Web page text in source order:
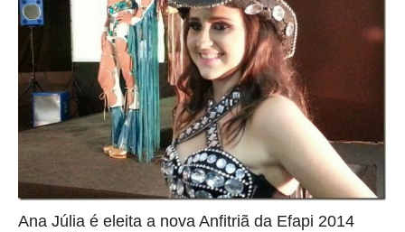
Ana Júlia é eleita a nova Anfitriã da Efapi 2014